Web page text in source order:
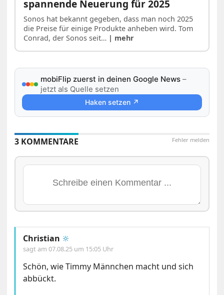
spannende Neuerung für 2025
Sonos hat bekannt gegeben, dass man noch 2025
die Preise für einige Produkte anheben wird. Tom
Conrad, der Sonos seit… | mehr
mobiFlip zuerst in deinen Google News –
jetzt als Quelle setzen
Haken setzen ↗
Fehler melden
3 KOMMENTARE
Christian 🔆
sagt am07.08.25 um 15:05 Uhr
Schön, wie Timmy Männchen macht und sich
abbückt.